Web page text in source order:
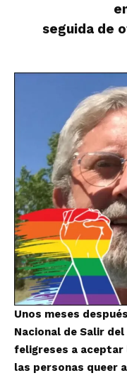
seguida de
Unos meses
Nacional de Salir
feligreses a aceptar
las personas queer